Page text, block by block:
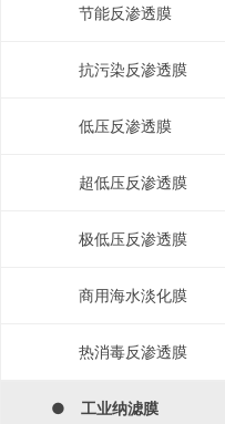
节能反渗透膜
抗污染反渗透膜
低压反渗透膜
超低压反渗透膜
极低压反渗透膜
商用海水淡化膜
热消毒反渗透膜
● 工业纳滤膜